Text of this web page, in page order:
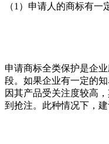
（1）申请人的商标有一
申请商标全类保护是企
段。如果企业有一定的
因其产品受关注度较高
到抢注。此种情况下，